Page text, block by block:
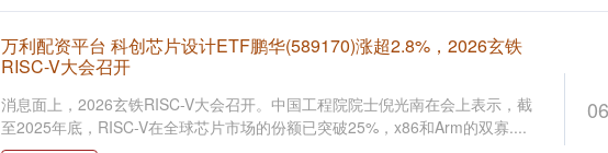
万利配资平台 科创芯片设计ETF鹏华(589170)涨超2.8%，2026玄铁
RISC-V大会召开
消息面上，2026玄铁RISC-V大会召开。中国工程院院士倪光南在会上表示，截
至2025年底，RISC-V在全球芯片市场的份额已突破25%，x86和Arm的双寡....